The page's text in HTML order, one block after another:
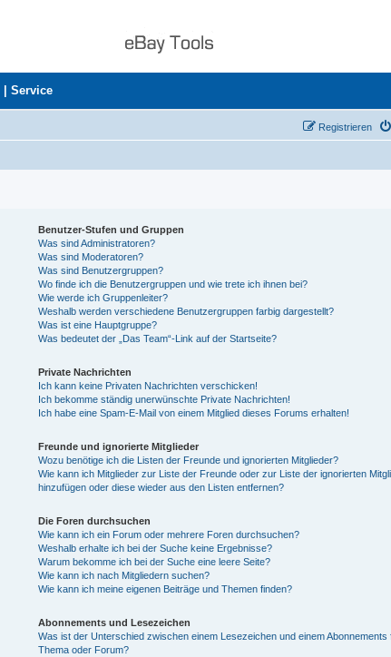
Service
Registrieren
Benutzer-Stufen und Gruppen
Was sind Administratoren?
Was sind Moderatoren?
Was sind Benutzergruppen?
Wo finde ich die Benutzergruppen und wie trete ich ihnen bei?
Wie werde ich Gruppenleiter?
Weshalb werden verschiedene Benutzergruppen farbig dargestellt?
Was ist eine Hauptgruppe?
Was bedeutet der „Das Team“-Link auf der Startseite?
Private Nachrichten
Ich kann keine Privaten Nachrichten verschicken!
Ich bekomme ständig unerwünschte Private Nachrichten!
Ich habe eine Spam-E-Mail von einem Mitglied dieses Forums erhalten!
Freunde und ignorierte Mitglieder
Wozu benötige ich die Listen der Freunde und ignorierten Mitglieder?
Wie kann ich Mitglieder zur Liste der Freunde oder zur Liste der ignorierten
hinzufügen oder diese wieder aus den Listen entfernen?
Die Foren durchsuchen
Wie kann ich ein Forum oder mehrere Foren durchsuchen?
Weshalb erhalte ich bei der Suche keine Ergebnisse?
Warum bekomme ich bei der Suche eine leere Seite?
Wie kann ich nach Mitgliedern suchen?
Wie kann ich meine eigenen Beiträge und Themen finden?
Abonnements und Lesezeichen
Was ist der Unterschied zwischen einem Lesezeichen und einem Abonnements
Thema oder Forum?